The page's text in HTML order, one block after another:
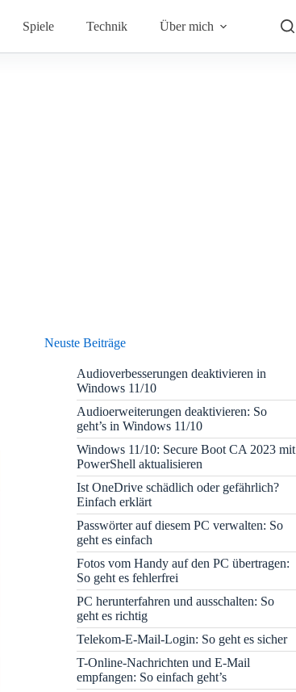
Spiele Technik Über mich
Neuste Beiträge
Audioverbesserungen deaktivieren in
Windows 11/10
Audioerweiterungen deaktivieren: So
geht’s in Windows 11/10
Windows 11/10: Secure Boot CA 2023 mit
PowerShell aktualisieren
Ist OneDrive schädlich oder gefährlich?
Einfach erklärt
Passwörter auf diesem PC verwalten: So
geht es einfach
Fotos vom Handy auf den PC übertragen:
So geht es fehlerfrei
PC herunterfahren und ausschalten: So
geht es richtig
Telekom-E-Mail-Login: So geht es sicher
T-Online-Nachrichten und E-Mail
empfangen: So einfach geht’s